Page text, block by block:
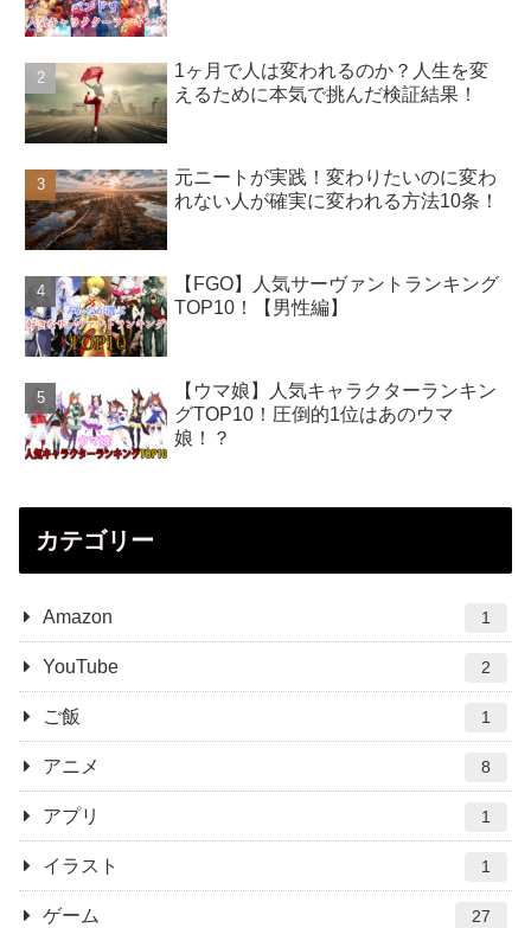
1ヶ月で人は変われるのか？人生を変
えるために本気で挑んだ検証結果！
元ニートが実践！変わりたいのに変わ
れない人が確実に変われる方法10条！
【FGO】人気サーヴァントランキング
TOP10！【男性編】
【ウマ娘】人気キャラクターランキン
グTOP10！圧倒的1位はあのウマ
娘！？
カテゴリー
Amazon 1
YouTube 2
ご飯 1
アニメ 8
アプリ 1
イラスト 1
ゲーム 27